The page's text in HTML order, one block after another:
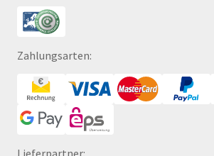
Zahlungsarten:
Lieferpartner: